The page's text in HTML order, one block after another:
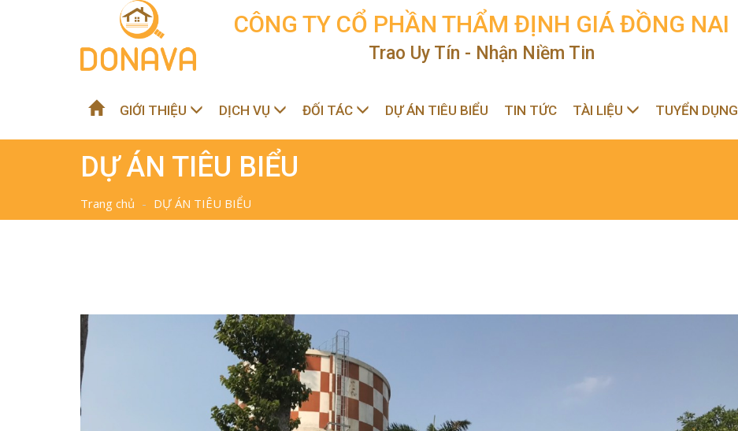
CÔNG TY CỔ PHẦN THẨM ĐỊNH GIÁ ĐỒNG NAI
Trao Uy Tín - Nhận Niềm Tin
GIỚI THIỆU DỊCH VỤ ĐỐI TÁC DỰ ÁN TIÊU BIỂU TIN TỨC TÀI LIỆU TUYỂN DỤNG
DỰ ÁN TIÊU BIỂU
Trang chủ DỰ ÁN TIÊU BIỂU